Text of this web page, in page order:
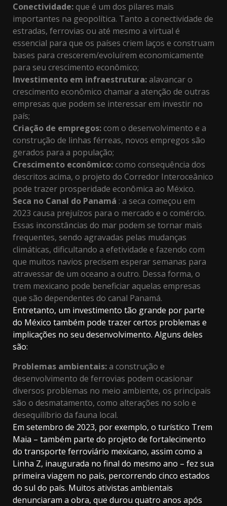
Conectividade:que é um dos pilares mais
importantes na geopolítica. Tanto a conectividade de
estradas, ferrovias ou até mesmo a virtual é
essencial para que os países criem laços e construam
bases para crescerem/evoluírem economicamente
para seu crescimento econômico;
Investimento em infraestrutura:alavancar o
crescimento econômico chamar a atenção de outras
empresas que podem se interessar em investir no
país;
Criação de empregos:com o desenvolvimento e a
construção de linhas férreas, novos empregos são
gerados para a população;
Crescimento econômico:como consequência dos
descritos acima, o projeto do Corredor Interoceânico
pode trazer prosperidade econômica ao México.
Seca no Canal do Panamá : a seca começou em
2023 causa prejuízos para o mercado e o comércio.
Essas inconstâncias do mar podem se tornar mais
frequentes, sendo agravadas pelas mudanças
climáticas, dificultando a efetividade e fazendo com
que muitos navios precisem esperar semanas para
atravessar de um oceano a outro. Dessa forma, o
trem mexicano pode beneficiar aquelas empresas
que são dependentes do canal Panamá.
Entretanto, um investimento tão grande por parte
do México também pode trazer certos problemas e
implicações no seu desenvolvimento. Alguns deles
são:
Problemas ambientais:a construção e
desenvolvimento de ferrovias podem ocasionar
diversos problemas no meio ambiente, os principais
são o desmatamento, como alterações no solo e
desequilíbrio da fauna local.
Em setembro de 2023, por exemplo, o turístico Trem
Maia – também parte do projeto de fortalecimento
do transporte ferroviário mexicano, assim como a
Linha Z, inaugurada no final do mesmo ano – fez sua
primeira viagem no país, percorrendo cinco estados
do sul do país. Muitos ativistas ambientais
denunciaram a obra, que durou quatro anos após